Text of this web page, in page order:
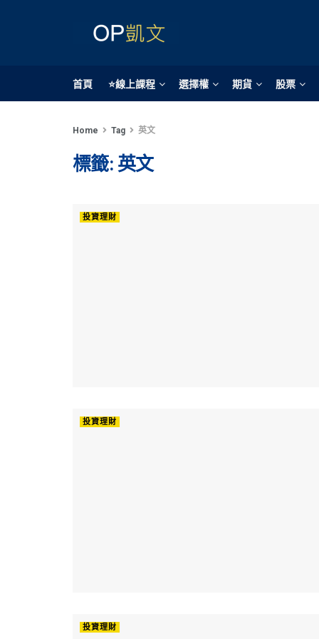
首頁 ⭐線上課程 選擇權 期貨 股票
Home Tag 英文
標籤: 英文
投資理財
投資理財
投資理財